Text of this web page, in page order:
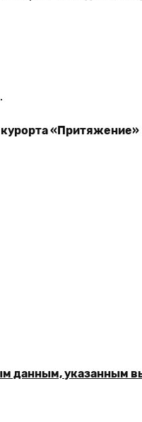
«Притяжение»
данным, указанным